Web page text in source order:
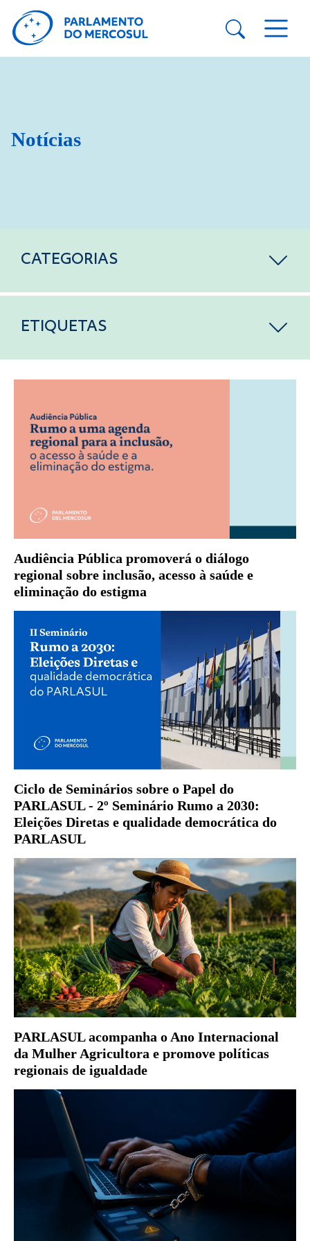
Notícias
CATEGORIAS
ETIQUETAS
Audiência Pública promoverá o diálogo
regional sobre inclusão, acesso à saúde e
eliminação do estigma
Ciclo de Seminários sobre o Papel do
PARLASUL - 2º Seminário Rumo a 2030:
Eleições Diretas e qualidade democrática do
PARLASUL
PARLASUL acompanha o Ano Internacional
da Mulher Agricultora e promove políticas
regionais de igualdade